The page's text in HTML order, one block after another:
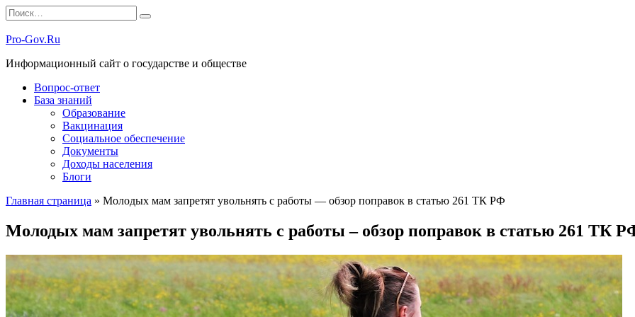
Перейти
к
содержанию
Search
for:
Pro-Gov.Ru
Информационный сайт о государстве и обществе
Вопрос-ответ
База знаний
Образование
Вакцинация
Социальное обеспечение
Документы
Доходы населения
Блоги
Главная страница » Молодых мам запретят увольнять с работы — обзор поправок в статью 261 ТК РФ
Молодых мам запретят увольнять с работы – обзор поправок в статью 261 ТК